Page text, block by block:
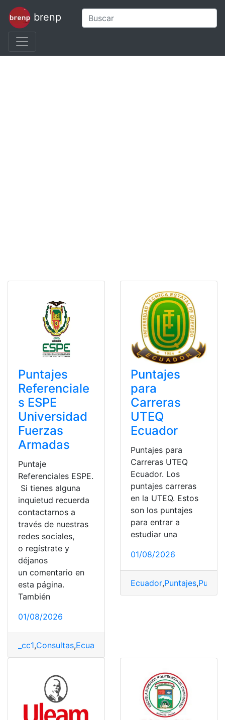
brenp
Puntajes
Referenciale
s ESPE
Universidad
Fuerzas
Armadas
Puntaje
Referenciales ESPE.
Si tienes alguna
inquietud recuerda
contactarnos a
través de nuestras
redes sociales,
o regístrate y
déjanos
un comentario en
esta página.
También
01/08/2026
_cc1,Consultas,Ecuador
Puntajes
para
Carreras
UTEQ
Ecuador
Puntajes para
Carreras UTEQ
Ecuador. Los
puntajes carreras
en la UTEQ. Estos
son los puntajes
para entrar a
estudiar una
01/08/2026
Ecuador,Puntajes,